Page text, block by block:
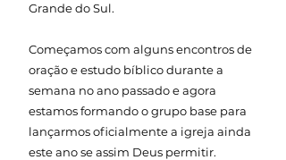
Grande do Sul.
Começamos com alguns encontros de
oração e estudo bíblico durante a
semana no ano passado e agora
estamos formando o grupo base para
lançarmos oficialmente a igreja ainda
este ano se assim Deus permitir.